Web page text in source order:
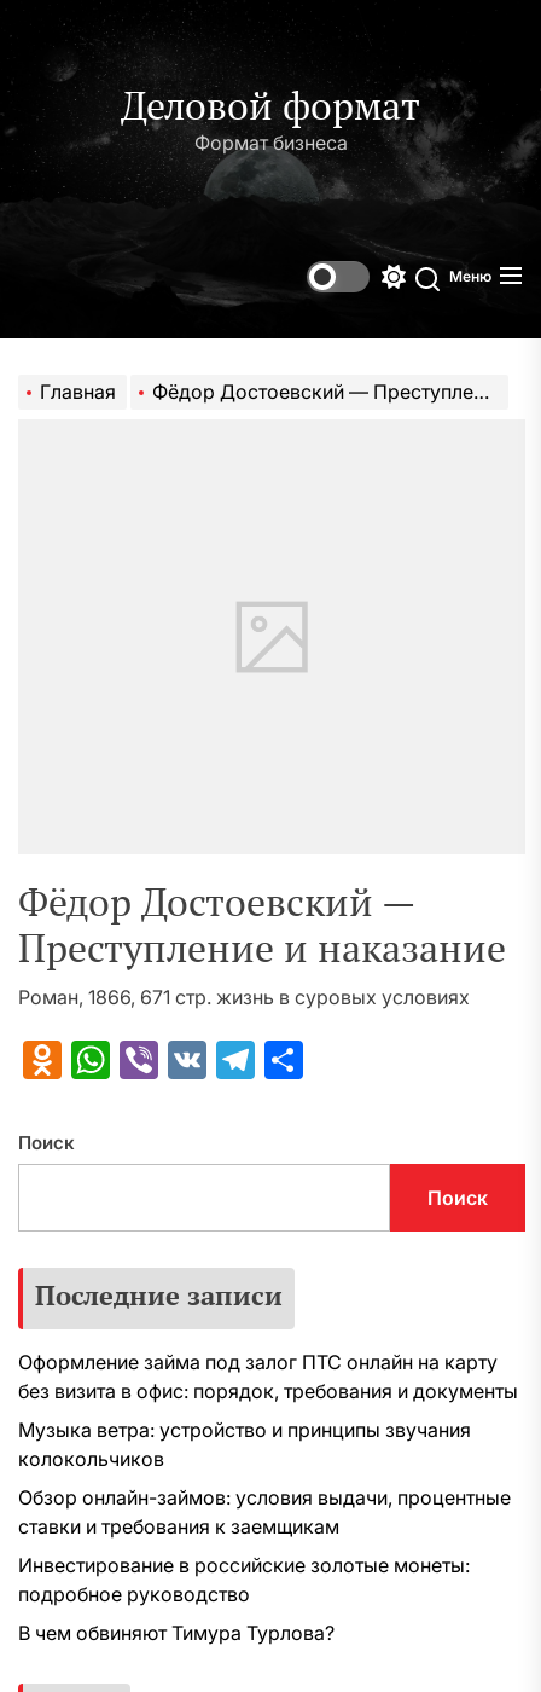
содержимому
Деловой формат
Формат бизнеса
Поиск
Меню
Главная Фёдор Достоевский — Преступление и наказание
Фёдор Достоевский —
Преступление и наказание
Роман, 1866, 671 стр. жизнь в суровых условиях
Odnoklassniki
WhatsApp
Viber
VK Telegram
Поиск
Поиск
Последние записи
Оформление займа под залог ПТС онлайн на карту
без визита в офис: порядок, требования и документы
Музыка ветра: устройство и принципы звучания
колокольчиков
Обзор онлайн-займов: условия выдачи, процентные
ставки и требования к заемщикам
Инвестирование в российские золотые монеты:
подробное руководство
В чем обвиняют Тимура Турлова?